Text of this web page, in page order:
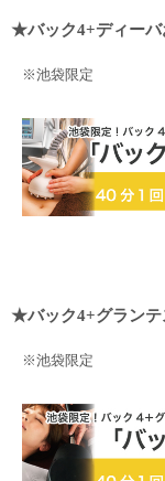
★バック4+ディーバ
※池袋限定
★バック4+グランテ
※池袋限定